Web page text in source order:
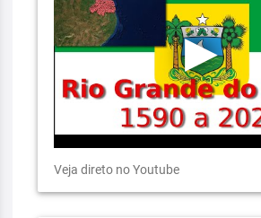
Veja direto no Youtube